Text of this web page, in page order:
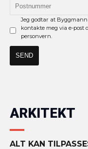
Jeg godtar at
kontakte meg via e-post
personvern.
ARKITEKT
ALT KAN